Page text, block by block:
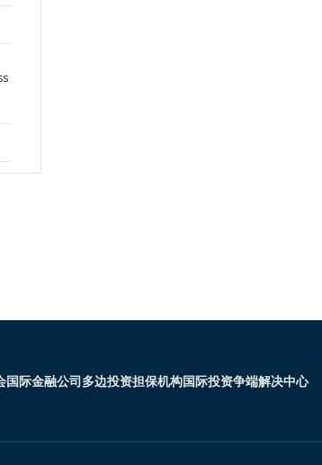
国际金融公司多边投资担保机构国际投资争端解决中心